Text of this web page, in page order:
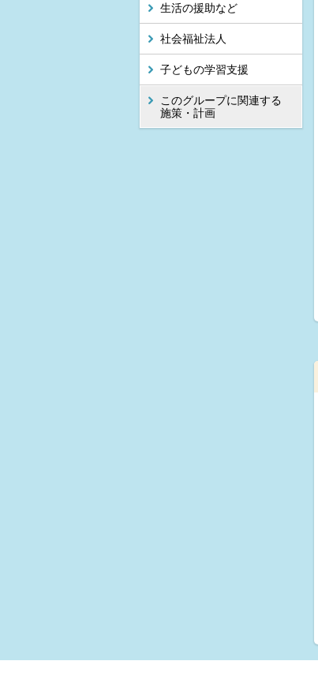
生活の援助など
社会福祉法人
子どもの学習支援
このグループに関連する
施策・計画